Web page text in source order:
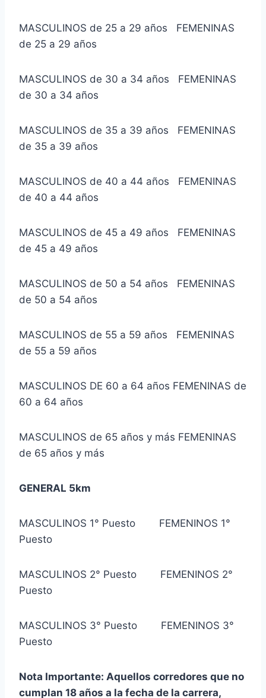
MASCULINOS de 25 a 29 años FEMENINAS
de 25 a 29 años
MASCULINOS de 30 a 34 años FEMENINAS
de 30 a 34 años
MASCULINOS de 35 a 39 años FEMENINAS
de 35 a 39 años
MASCULINOS de 40 a 44 años FEMENINAS
de 40 a 44 años
MASCULINOS de 45 a 49 años FEMENINAS
de 45 a 49 años
MASCULINOS de 50 a 54 años FEMENINAS
de 50 a 54 años
MASCULINOS de 55 a 59 años FEMENINAS
de 55 a 59 años
MASCULINOS DE 60 a 64 años FEMENINAS de
60 a 64 años
MASCULINOS de 65 años y más FEMENINAS
de 65 años y más
GENERAL 5km
MASCULINOS 1° Puesto FEMENINOS 1°
Puesto
MASCULINOS 2° Puesto FEMENINOS 2°
Puesto
MASCULINOS 3° Puesto FEMENINOS 3°
Puesto
Nota Importante: Aquellos corredores que no
cumplan 18 años a la fecha de la carrera,